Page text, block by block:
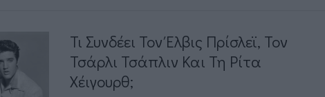
Τι Συνδέει Τον Έλβις Πρίσλεϊ, Τον
Τσάρλι Τσάπλιν Και Τη Ρίτα
Χέιγουρθ;